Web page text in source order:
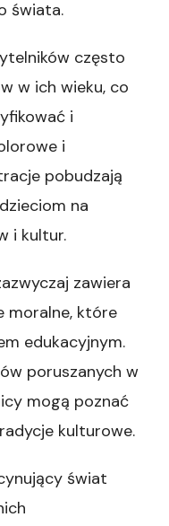
świata.
często
w ich wieku, co
i
i
pobudzają
na
i kultur.
zawiera
moralne, które
edukacyjnym.
poruszanych w
mogą poznać
kulturowe.
świat